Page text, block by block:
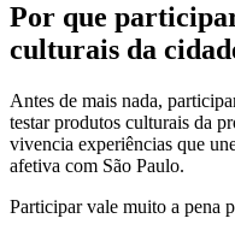
Por que
culturais da
Antes de mais nada,
testar produtos culturais da
vivencia experiências que
afetiva com São Paulo.
Participar vale muito a pena